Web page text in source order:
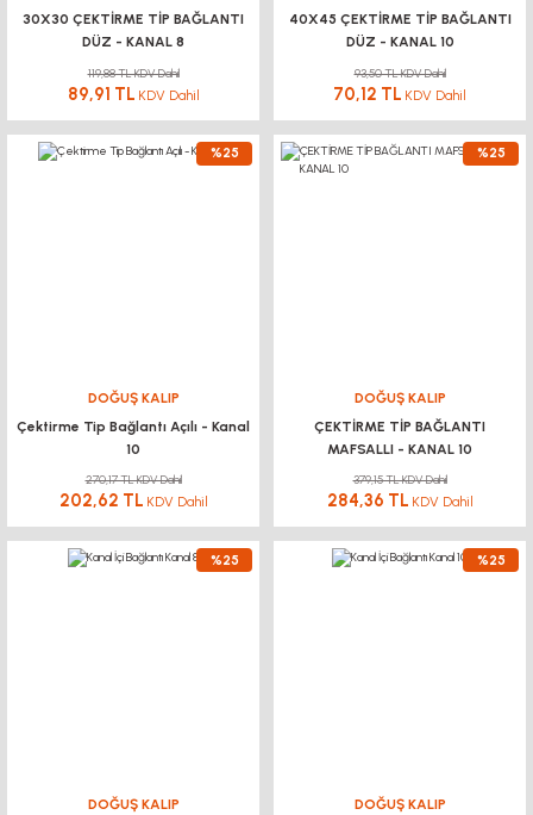
30X30 ÇEKTİRME TİP BAĞLANTI
DÜZ - KANAL 8
119,88 TL KDV Dahil
89,91 TL KDV Dahil
40X45 ÇEKTİRME TİP BAĞLANTI
DÜZ - KANAL 10
93,50 TL KDV Dahil
70,12 TL KDV Dahil
%25
DOĞUŞ KALIP
Çektirme Tip Bağlantı Açılı - Kanal
10
270,17 TL KDV Dahil
202,62 TL KDV Dahil
%25
DOĞUŞ KALIP
ÇEKTİRME TİP BAĞLANTI
MAFSALLI - KANAL 10
379,15 TL KDV Dahil
284,36 TL KDV Dahil
%25
DOĞUŞ KALIP
%25
DOĞUŞ KALIP